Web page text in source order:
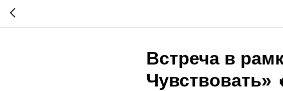
Встреча в
Чувствовать»